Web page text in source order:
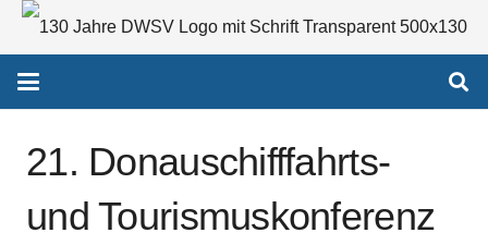
21. Donauschifffahrts-
und Tourismuskonferenz